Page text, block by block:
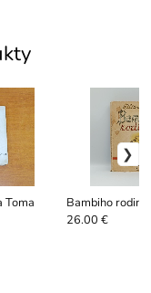
Toma
Bambiho
26.00 €